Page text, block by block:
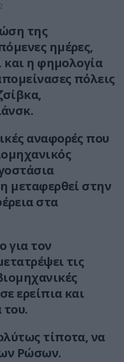
της
ημέρες,
και η φημολογία
πόλεις
αναφορές που
μεταφερθεί στην
στα
για τον
τις
ερείπια και
του.
τίποτα, να
Ρώσων.